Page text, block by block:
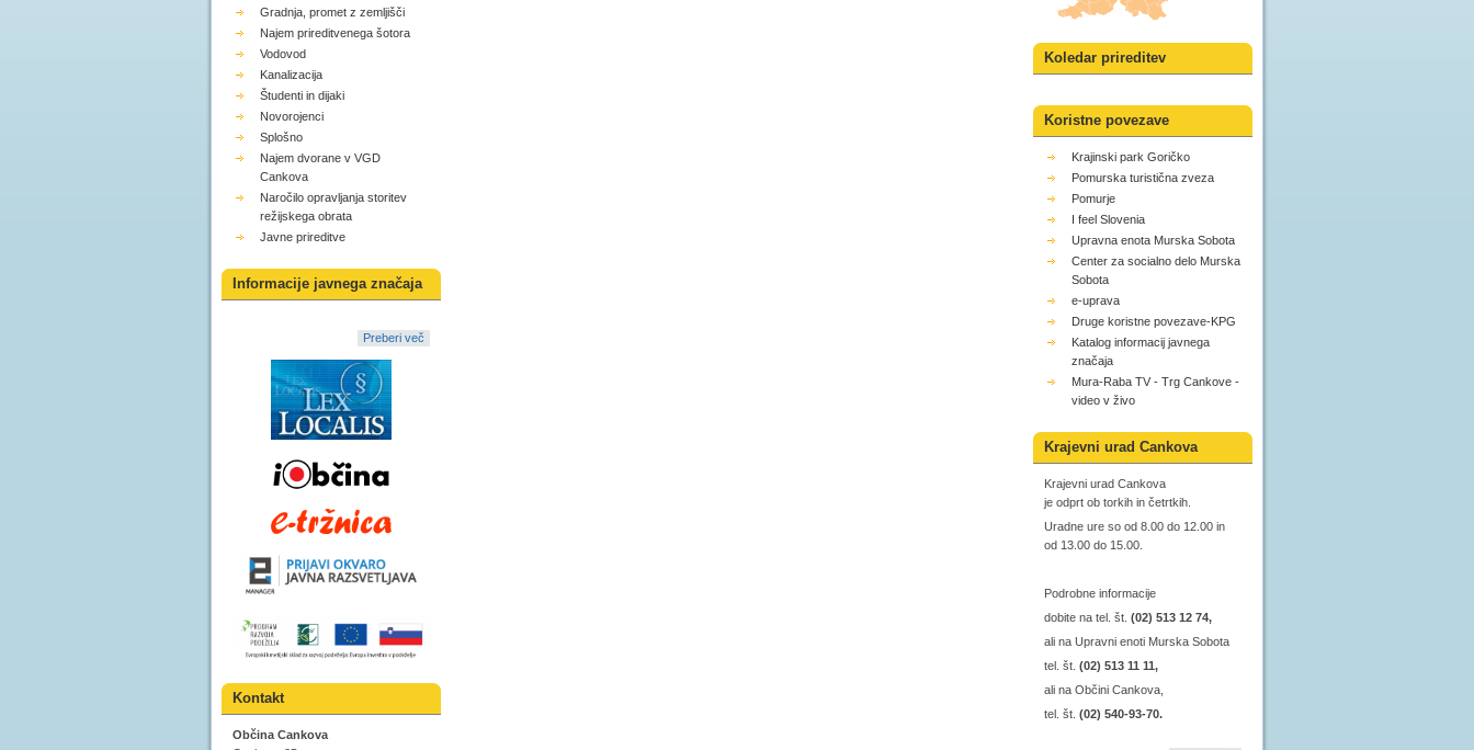
Gradnja, promet z zemljišči
Najem prireditvenega šotora
Vodovod
Kanalizacija
Študenti in dijaki
Novorojenci
Splošno
Najem dvorane v VGD
Cankova
Naročilo opravljanja storitev
režijskega obrata
Javne prireditve
Informacije javnega značaja
Preberi več
Kontakt
Občina Cankova
Koledar prireditev
Koristne povezave
Krajinski park Goričko
Pomurska turistična zveza
Pomurje
I feel Slovenia
Upravna enota Murska Sobota
Center za socialno delo Murska
Sobota
e-uprava
Druge koristne povezave-KPG
Katalog informacij javnega
značaja
Mura-Raba TV - Trg Cankove -
video v živo
Krajevni urad Cankova
Krajevni urad Cankova
je odprt ob torkih in četrtkih.
Uradne ure so od 8.00 do 12.00 in
od 13.00 do 15.00.
Podrobne informacije
dobite na tel. št. (02) 513 12 74,
ali na Upravni enoti Murska Sobota
tel. št. (02) 513 11 11,
ali na Občini Cankova,
tel. št. (02) 540-93-70.